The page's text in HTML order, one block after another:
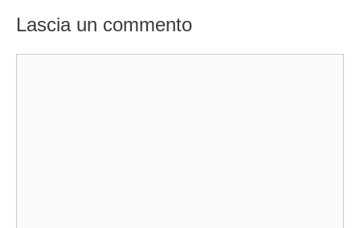
Lascia un commento